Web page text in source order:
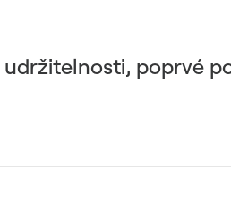
poprvé